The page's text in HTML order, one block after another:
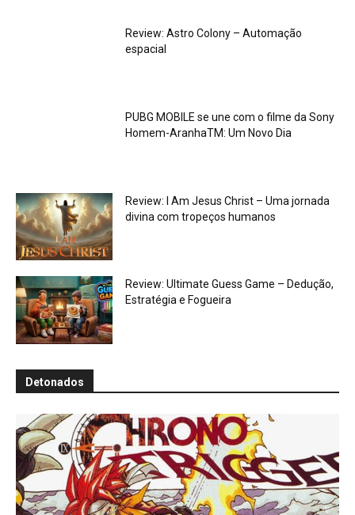
Review: Astro Colony – Automação
espacial
PUBG MOBILE se une com o filme da Sony
Homem-AranhaTM: Um Novo Dia
Review: I Am Jesus Christ – Uma jornada
divina com tropeços humanos
Review: Ultimate Guess Game – Dedução,
Estratégia e Fogueira
Detonados